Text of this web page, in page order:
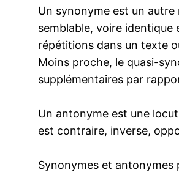
Un synonyme est un
semblable, voire identique
répétitions dans un texte
Moins proche, le quasi-
supplémentaires par
Un antonyme est une
est contraire, inverse,
Synonymes et antonymes